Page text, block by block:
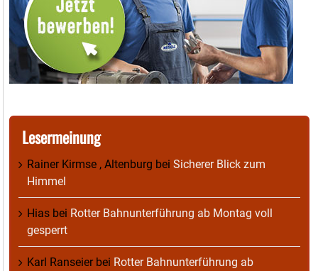
Lesermeinung
Rainer Kirmse , Altenburg bei Sicherer Blick zum
Himmel
Hias bei Rotter Bahnunterführung ab Montag voll
gesperrt
Karl Ranseierbei Rotter Bahnunterführung ab